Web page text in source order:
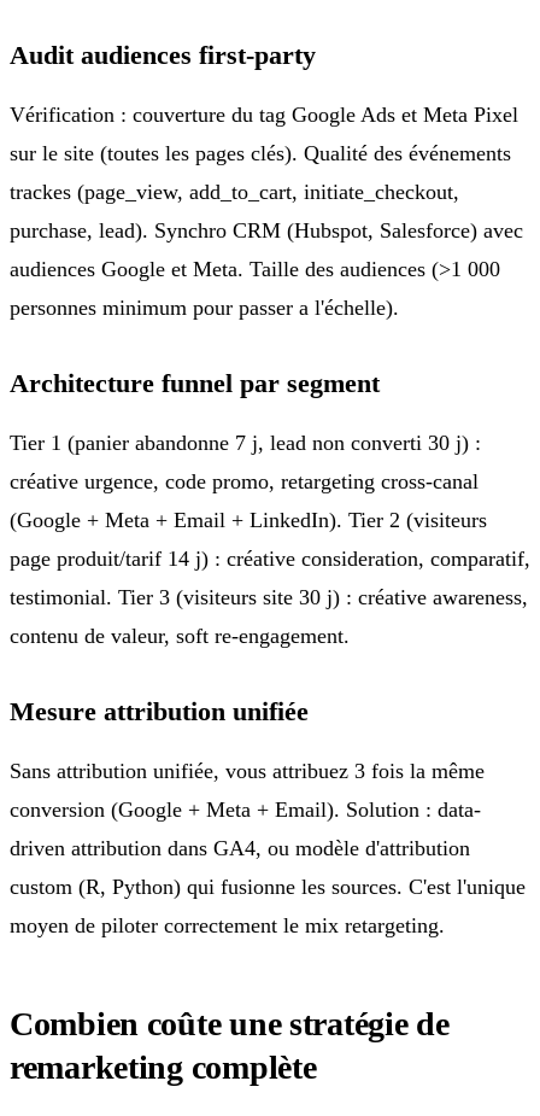
Audit audiences first-party
Vérification : couverture du tag Google Ads et Meta Pixel
sur le site (toutes les pages clés). Qualité des événements
trackes (page_view, add_to_cart, initiate_checkout,
purchase, lead). Synchro CRM (Hubspot, Salesforce) avec
audiences Google et Meta. Taille des audiences (>1 000
personnes minimum pour passer a l'échelle).
Architecture funnel par segment
Tier 1 (panier abandonne 7 j, lead non converti 30 j) :
créative urgence, code promo, retargeting cross-canal
(Google + Meta + Email + LinkedIn). Tier 2 (visiteurs
page produit/tarif 14 j) : créative consideration, comparatif,
testimonial. Tier 3 (visiteurs site 30 j) : créative awareness,
contenu de valeur, soft re-engagement.
Mesure attribution unifiée
Sans attribution unifiée, vous attribuez 3 fois la même
conversion (Google + Meta + Email). Solution : data-
driven attribution dans GA4, ou modèle d'attribution
custom (R, Python) qui fusionne les sources. C'est l'unique
moyen de piloter correctement le mix retargeting.
Combien coûte une stratégie de
remarketing complète